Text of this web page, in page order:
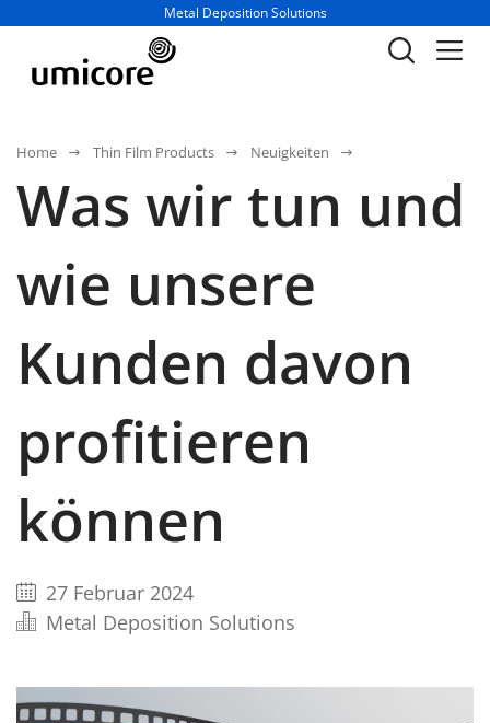
Geschäftsbereich / Abteilung:
Metal Deposition Solutions
Home Thin Film Products Neuigkeiten
Was wir tun und
wie unsere
Kunden davon
profitieren
können
27 Februar 2024
Metal Deposition Solutions